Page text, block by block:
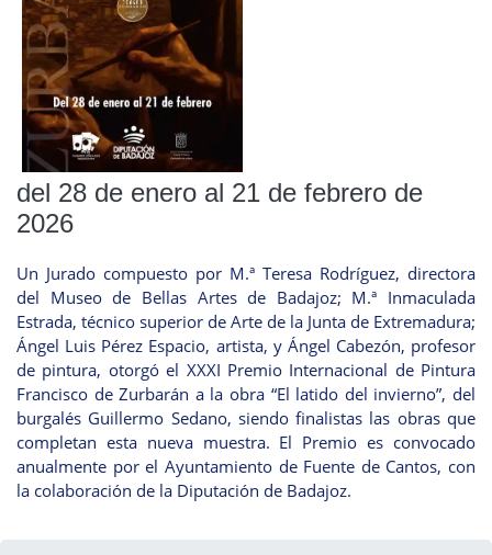
del 28 de enero al 21 de febrero de
2026
Un Jurado compuesto por M.ª Teresa Rodríguez, directora
del Museo de Bellas Artes de Badajoz; M.ª Inmaculada
Estrada, técnico superior de Arte de la Junta de Extremadura;
Ángel Luis Pérez Espacio, artista, y Ángel Cabezón, profesor
de pintura, otorgó el XXXI Premio Internacional de Pintura
Francisco de Zurbarán a la obra “El latido del invierno”, del
burgalés Guillermo Sedano, siendo finalistas las obras que
completan esta nueva muestra. El Premio es convocado
anualmente por el Ayuntamiento de Fuente de Cantos, con
la colaboración de la Diputación de Badajoz.